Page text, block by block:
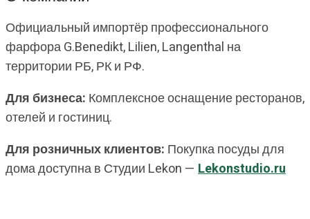
Официальный импортёр профессионального
фарфора G.Benedikt, Lilien, Langenthal на
территории РБ, РК и РФ.
Для бизнеса: Комплексное оснащение ресторанов,
отелей и гостиниц.
Для розничных клиентов: Покупка посуды для
дома доступна в Студии Lekon — Lekonstudio.ru